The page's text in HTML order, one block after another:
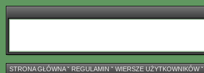
STRONA GŁÓWNAˇ REGULAMIN ˇ WIERSZE UŻYTKOWNIKÓWˇ